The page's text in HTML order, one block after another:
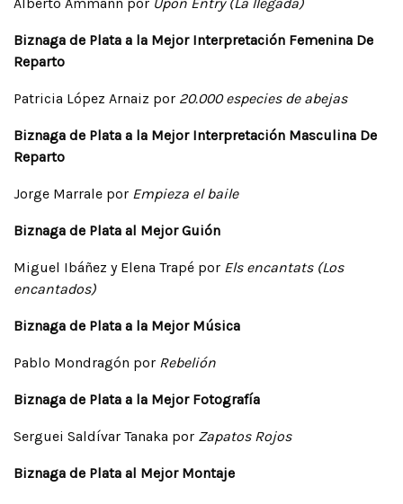
Biznaga de Plata a la Mejor Interpretación Femenina De
Reparto
Patricia López Arnaiz por 20.000 especies de abejas
Biznaga de Plata a la Mejor Interpretación Masculina De
Reparto
Jorge Marrale por Empieza el baile
Biznaga de Plata al Mejor Guión
Miguel Ibáñez y Elena Trapé por Els encantats (Los
encantados)
Biznaga de Plata a la Mejor Música
Pablo Mondragón por Rebelión
Biznaga de Plata a la Mejor Fotografía
Serguei Saldívar Tanaka por Zapatos Rojos
Biznaga de Plata al Mejor Montaje